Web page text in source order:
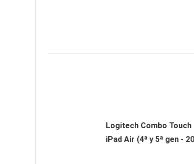
Logitech Combo
iPad Air (4ª y 5ª gen -